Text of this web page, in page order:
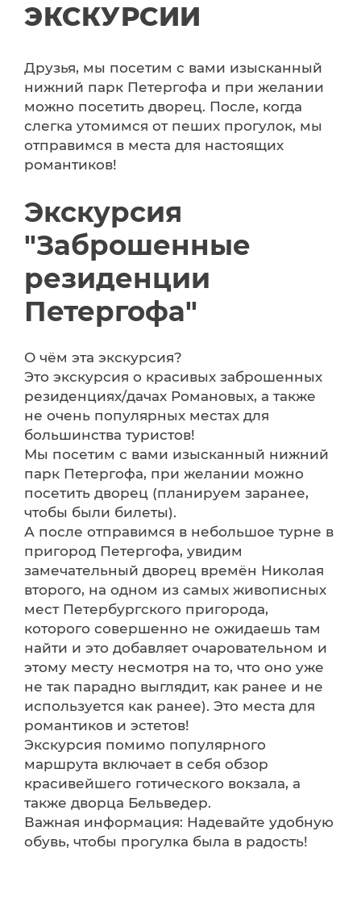
ЭКСКУРСИИ
Друзья, мы посетим с вами изысканный
нижний парк Петергофа и при желании
можно посетить дворец. После, когда
слегка утомимся от пеших прогулок, мы
отправимся в места для настоящих
романтиков!
Экскурсия
"Заброшенные
резиденции
Петергофа"
О чём эта экскурсия?
Это экскурсия о красивых заброшенных
резиденциях/дачах Романовых, а также
не очень популярных местах для
большинства туристов!
Мы посетим с вами изысканный нижний
парк Петергофа, при желании можно
посетить дворец (планируем заранее,
чтобы были билеты).
А после отправимся в небольшое турне в
пригород Петергофа, увидим
замечательный дворец времён Николая
второго, на одном из самых живописных
мест Петербургского пригорода,
которого совершенно не ожидаешь там
найти и это добавляет очаровательном и
этому месту несмотря на то, что оно уже
не так парадно выглядит, как ранее и не
используется как ранее). Это места для
романтиков и эстетов!
Экскурсия помимо популярного
маршрута включает в себя обзор
красивейшего готического вокзала, а
также дворца Бельведер.
Важная информация: Надевайте удобную
обувь, чтобы прогулка была в радость!